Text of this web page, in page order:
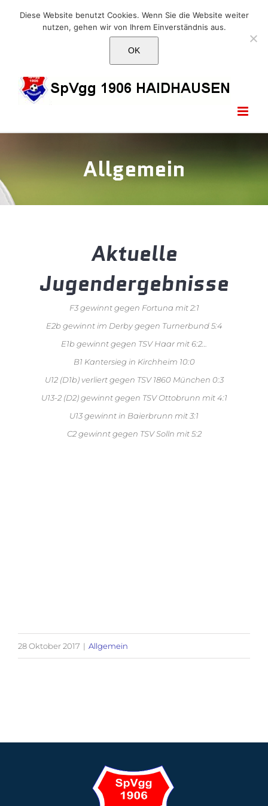
E-Mail: info@1906haidhausen.de
FacebookInstagram
E-
Allgemein
Aktuelle
Jugendergebnisse
F3 gewinnt gegen Fortuna mit 2:1
E2b gewinnt im Derby gegen Turnerbund 5:4
E1b gewinnt gegen TSV Haar mit 6:2
B1 Kantersieg in Kirchheim 10:0
U12 (D1b) verliert gegen TSV 1860 München 0:3
U13-2 (D2) gewinnt gegen TSV Ottobrunn mit 4:1
U13 gewinnt in Baierbrunn mit 3:1
C2 gewinnt gegen TSV Solln mit 5:2
28 Oktober 2017 | Allgemein
Diese Website benutzt Cookies. Wenn Sie die Website weiter
nutzen, gehen wir von Ihrem Einverständnis aus.
OK